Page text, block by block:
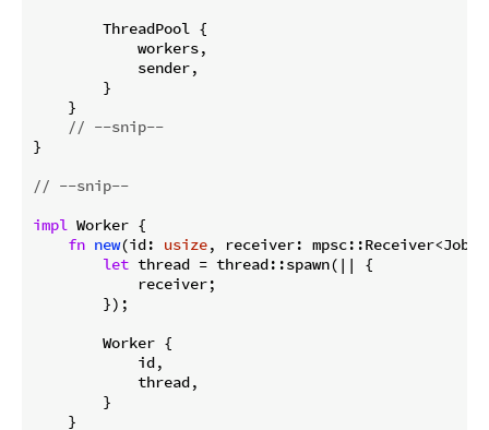
        ThreadPool {
            workers,
            sender,
        }
    }
// --snip--
}
// --snip--
impl Worker {
fn new(id: usize, receiver:
let thread = thread::spawn(|| {
            receiver;
        });
        Worker {
            id,
            thread,
        }
    }